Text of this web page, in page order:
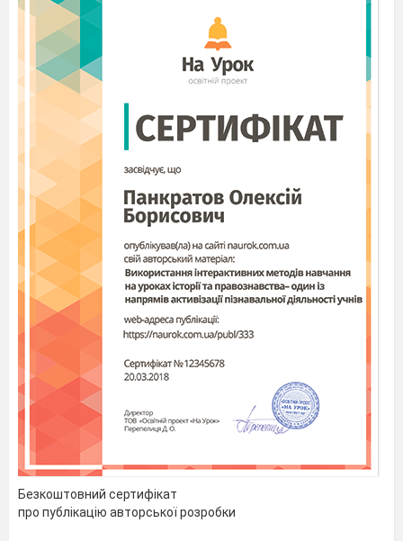
Характеристика
навчальної
діяльності
Організовує робоче
місце за визначеною
умовою,
дотримується
безпечних прийомів
праці
2
Виготовляє
поетапно виріб за
визначеною
послідовністю
операцій/дій
3
Виконує трудові дії
щодо
самообслуговування,
у тому числі
ремонтує іграшки,
книжки, доглядає за
рослинами
П.І. учня/учениці
Інформатична
№
Дата
Безкоштовний сертифікат
про публікацію авторської розробки